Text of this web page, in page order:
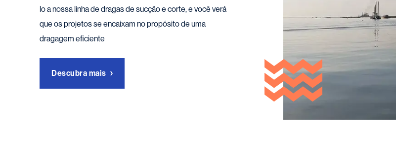
lo a nossa linha de dragas de sucção e corte, e você verá
que os projetos se encaixam no propósito de uma
dragagem eficiente
Descubra mais